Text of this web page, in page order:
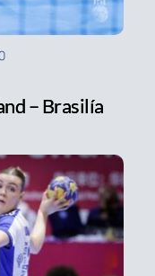
– Brasilía